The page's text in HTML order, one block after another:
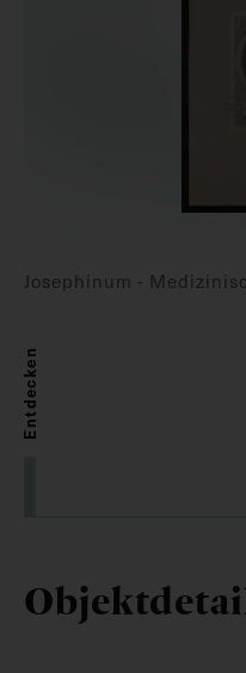
Josephinum -
Entdecken